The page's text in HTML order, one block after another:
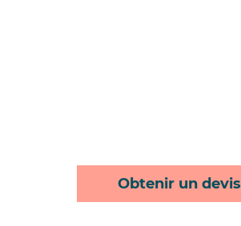
Obtenir un devis